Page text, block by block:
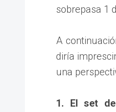
sobrepasa 1
A
diría
una
1. El set de